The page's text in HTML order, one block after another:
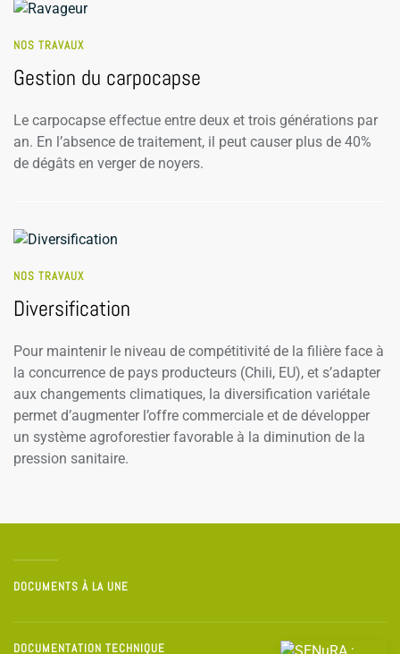
NOS TRAVAUX
Gestion du carpocapse
Le carpocapse effectue entre deux et trois générations par
an. En l’absence de traitement, il peut causer plus de 40%
de dégâts en verger de noyers.
NOS TRAVAUX
Diversification
Pour maintenir le niveau de compétitivité de la filière face à
la concurrence de pays producteurs (Chili, EU), et s’adapter
aux changements climatiques, la diversification variétale
permet d’augmenter l’offre commerciale et de développer
un système agroforestier favorable à la diminution de la
pression sanitaire.
DOCUMENTS À LA UNE
DOCUMENTATION TECHNIQUE